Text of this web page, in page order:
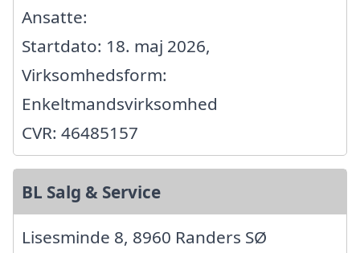
Ansatte:
Startdato: 18. maj 2026,
Virksomhedsform:
Enkeltmandsvirksomhed
CVR: 46485157
BL Salg & Service
Lisesminde 8, 8960 Randers SØ